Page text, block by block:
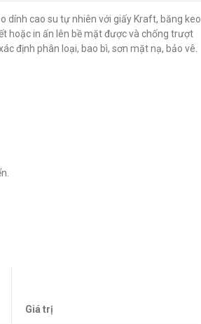
tape No.730RK
0
dính cao su tự nhiên với giấy Kraft, băng keo
hoặc in ấn lên bề mặt được và chống trượt
định phân loại, bao bì, sơn mặt nạ, bảo vê.
Giá trị